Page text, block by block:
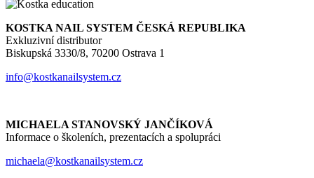
KOSTKA NAIL SYSTEM ČESKÁ REPUBLIKA
Exkluzivní distributor
Biskupská 3330/8, 70200 Ostrava 1
info@kostkanailsystem.cz
MICHAELA STANOVSKÝ JANČÍKOVÁ
Informace o školeních, prezentacích a spolupráci
michaela@kostkanailsystem.cz